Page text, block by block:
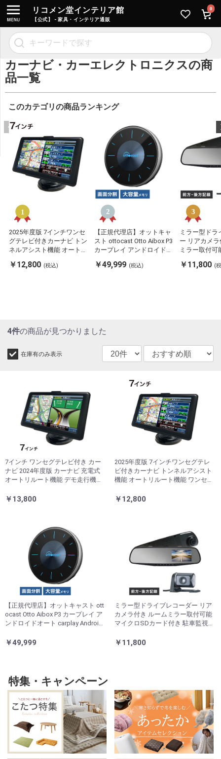
リコメン堂インテリア館
【公式】 - 家具・インテリア通販
0
カーナビ・カーエレクトロニクスの商
品一覧
このカテゴリの商品ランキング
2025年度版 7インチワンセ
グテレビ付きカーナビ トン
ネルアシスト機能 オートリ
レビ録画 タッチパネル 音
￥12,800 (税込)
【正規代理店】オットキャ
スト ottocast Otto Aibox P3
カープレイ アンドロイドオ
box Android 12.0 nanoSIM
￥49,999 (税込)
ミラー型ドラ
ー リアカメ
ミラー取付可
能 自動録画
￥11,800 (
4件の商品が見つかりました
在庫有のみ表示
7インチ ワンセグテレビ付き カー
ナビ 2024年度版 カーナビ 充電式
オートリルート機能 デモ走行機
車(代引不可)
￥13,800
2025年度版 7インチワンセグテレ
ビ付きカーナビ トンネルアシスト
機能 オートリルート機能 ワンセグ
動画再生 1年保証 TV録画 音楽再生
￥12,800
【正規代理店】オットキャスト ott
ocast Otto Aibox P3 カープレイ ア
ンドロイドオート carplay AndroidA
応 GPS HDMIポート搭載 バイク pic
￥49,999
ミラー型ドライブレコーダー リア
カメラ付き ルームミラー取付可能
マイクロSDカード付き 駐車監視機
り運転対策 車上荒らし 当て逃げ対
￥11,800
特集・キャンペーン